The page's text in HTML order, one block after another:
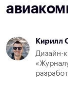
Кирилл
Дизайн-